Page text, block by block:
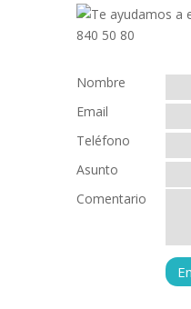
Nombre
Email
Teléfono
Asunto
Comentario